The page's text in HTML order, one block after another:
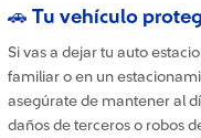
🚗 Tu vehículo
Si vas a dejar tu auto
familiar o en un
asegúrate de mantener al
daños de terceros o robos